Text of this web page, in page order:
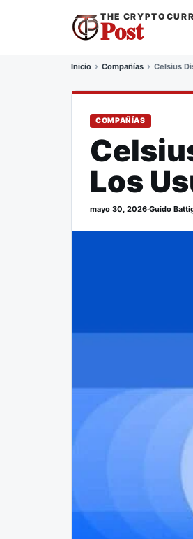
THE
Post
Inicio Compañías Celsius
COMPAÑÍAS
Los
mayo 30, 2026·Guido